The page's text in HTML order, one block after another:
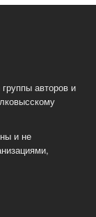
авторов и
и не